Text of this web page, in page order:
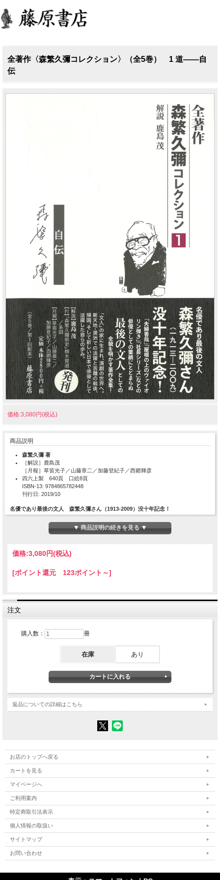
全著作〈森繁久彌コレクション〉（全5巻） 1 道――自
伝
価格:3,080円(税込)
商品説明
森繁久彌 著
［解説］鹿島茂
［月報］草笛光子／山藤章二／加藤登紀子／西郷輝彦
四六上製 640頁 口絵8頁
ISBN-13: 9784865782448
刊行日: 2019/10
名優であり最後の文人 森繁久彌さん（1913-2009）没十年記念！
「夫婦善哉」「屋根の上のヴァイオリン弾き」「社長シリーズ」などの俳優として
の業績にとどまらぬ最後の文人としての全貌を明かす著作全集！
「文人」の家に生まれ、演劇の世界へ。新天地・満洲での活躍と苦難の戦後、帰
【付】「森繁久彌前史」（楠木賢道）／系図
序
Ⅰ 私の履歴書――さすらいの唄
Ⅱ 森繁自伝
Ⅳ わが家族
［解説］メイキング・オブ・モリシゲ（鹿島 茂）
〈補〉大叔父・成島柳北と父・菅沼達吉の生涯──森繁久彌の原点（楠木賢道）
森繁久彌 関連系図
森繁久彌 年譜（1913-2009）
関連情報
流の大家だ。よせばいいのに詩を作り、曲までつけて恥を巷間にさらしているが、
実は本業の役者もそれに準ずる万年素人であるようだ。
◎が、ひと言ここでタンカを切るなら、文も絵も書も後世に残るものだが、役者の
舞台は瞬間を生きるもので、それらは網膜に残影を残して終りである。
◎私はこれを燃焼芸術と呼んでいる。
◎そのはかなさと、その〝時〟の流れに芸術する精神と肉体を芸術体とするなら、
これらに一切の過去はないと見ていい。もちろん、積み重ねて来た過去の体験は必
要だが、今日の新聞のように、今日の民衆の中で生きるその華々しさが演劇の華で
あろう。
（森繁久彌）
【著者紹介】
●森繁久彌 （もりしげ・ひさや）
大正2（1913）年、大阪府枚方市に生れる。2歳の時に父・菅沼達吉が死去。大正9
年、東宝新劇団に入団、解散し東宝劇団歌舞伎、次いでロッパ一座に。昭和14年、
▼ 商品説明の続きを見る ▼
価格:3,080円(税込)
[ポイント還元 123ポイント～]
注文
購入数： 冊
在庫 あり
返品についての詳細はこちら
お店のトップへ戻る
カートを見る
マイページへ
ご利用案内
特定商取引法表示
個人情報の取扱い
サイトマップ
お問い合わせ